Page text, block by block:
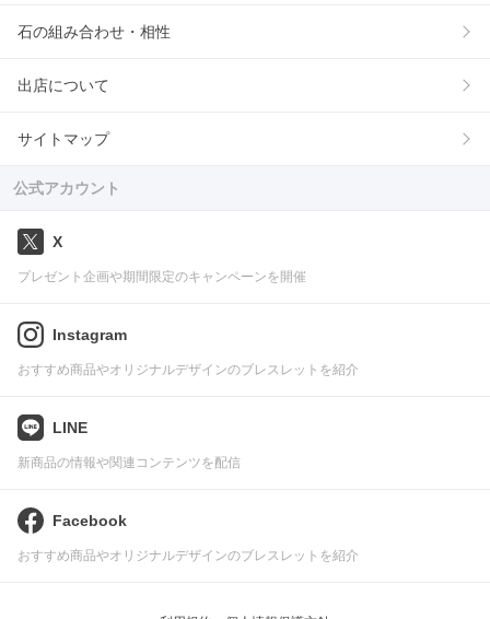
石の組み合わせ・相性
出店について
サイトマップ
公式アカウント
X
プレゼント企画や期間限定のキャンペーンを開催
Instagram
おすすめ商品やオリジナルデザインのブレスレットを紹介
LINE
新商品の情報や関連コンテンツを配信
Facebook
おすすめ商品やオリジナルデザインのブレスレットを紹介